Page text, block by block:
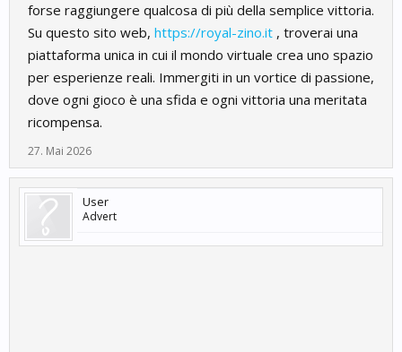
forse raggiungere qualcosa di più della semplice vittoria.
Su questo sito web, https://royal-zino.it , troverai una
piattaforma unica in cui il mondo virtuale crea uno spazio
per esperienze reali. Immergiti in un vortice di passione,
dove ogni gioco è una sfida e ogni vittoria una meritata
ricompensa.
27. Mai 2026
User
Advert